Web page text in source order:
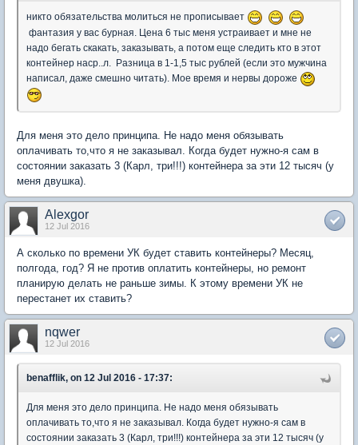
никто обязательства молиться не прописывает
фантазия у вас бурная. Цена 6 тыс меня устраивает и мне не
надо бегать скакать, заказывать, а потом еще следить кто в этот
контейнер наср..л. Разница в 1-1,5 тыс рублей (если это мужчина
написал, даже смешно читать). Мое время и нервы дороже
Для меня это дело принципа. Не надо меня обязывать
оплачивать то,что я не заказывал. Когда будет нужно-я сам в
состоянии заказать 3 (Карл, три!!!) контейнера за эти 12 тысяч (у
меня двушка).
Alexgor
12 Jul 2016
А сколько по времени УК будет ставить контейнеры? Месяц,
полгода, год? Я не против оплатить контейнеры, но ремонт
планирую делать не раньше зимы. К этому времени УК не
перестанет их ставить?
nqwer
12 Jul 2016
benafflik, on 12 Jul 2016 - 17:37:
Для меня это дело принципа. Не надо меня обязывать
оплачивать то,что я не заказывал. Когда будет нужно-я сам в
состоянии заказать 3 (Карл, три!!!) контейнера за эти 12 тысяч (у